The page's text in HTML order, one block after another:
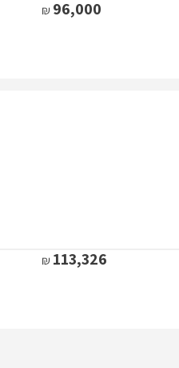
96,000
113,326